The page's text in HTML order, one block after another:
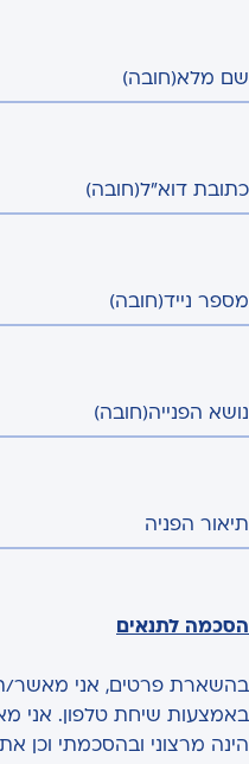
שם מלא(חובה)
כתובת דוא"ל(חובה)
מספר נייד(חובה)
נושא הפנייה(חובה)
תיאור הפניה
הסכמה לתנאים
בהשארת פרטים, אני מאשר/
באמצעות שיחת טלפון. אני
הינה מרצוני ובהסכמתי וכן